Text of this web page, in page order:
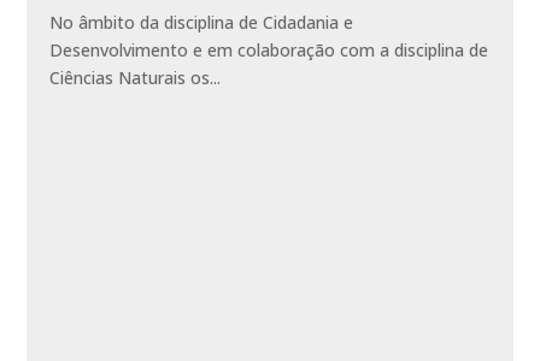
No âmbito da disciplina de Cidadania e
Desenvolvimento e em colaboração com a disciplina de
Ciências Naturais os...